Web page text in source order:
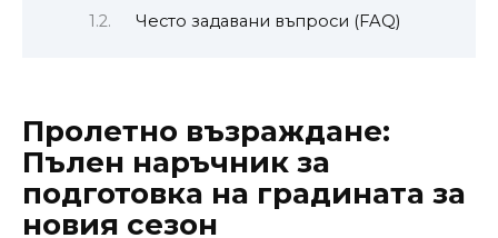
Често задавани въпроси (FAQ)
Пролетно възраждане:
Пълен наръчник за
подготовка на градината за
новия сезон